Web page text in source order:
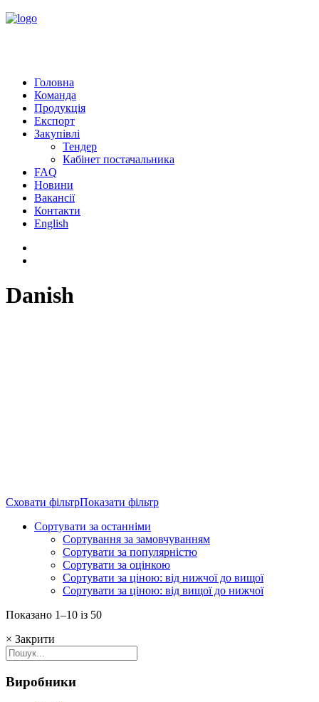
Головна
Команда
Продукція
Експорт
Закупівлі
Тендер
Кабінет постачальника
FAQ
Новини
Вакансії
Контакти
English
Danish
Сховати фільтрПоказати фільтр
Сортувати за останніми
Сортування за замовчуванням
Сортувати за популярністю
Сортувати за оцінкою
Сортувати за ціною: від нижчої до вищої
Сортувати за ціною: від вищої до нижчої
Показано 1–10 із 50Sorted
× Закрити
Виробники